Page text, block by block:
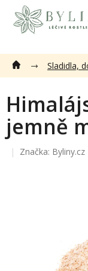
obsah
Sladidla,
jemně
Značka: Byliny.cz